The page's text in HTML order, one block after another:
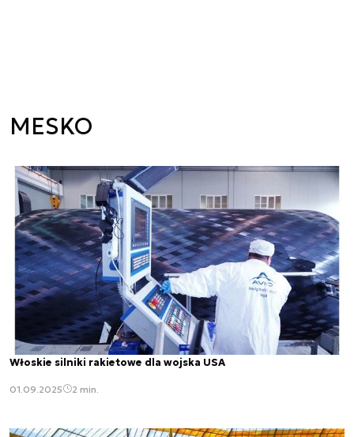
MESKO
Włoskie silniki rakietowe dla wojska USA
01.09.2025 2 min.